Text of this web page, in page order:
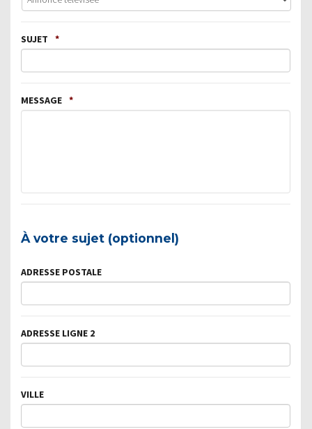
SUJET *
MESSAGE *
À votre sujet (optionnel)
ADRESSE POSTALE
ADRESSE LIGNE 2
VILLE